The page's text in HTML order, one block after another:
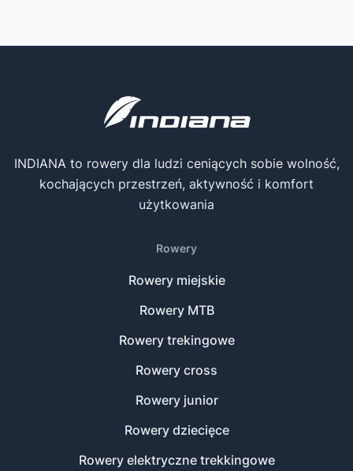
INDIANA to rowery dla ludzi ceniących sobie wolność,
kochających przestrzeń, aktywność i komfort
użytkowania
Rowery
Rowery miejskie
Rowery MTB
Rowery trekingowe
Rowery cross
Rowery junior
Rowery dziecięce
Rowery elektryczne trekkingowe